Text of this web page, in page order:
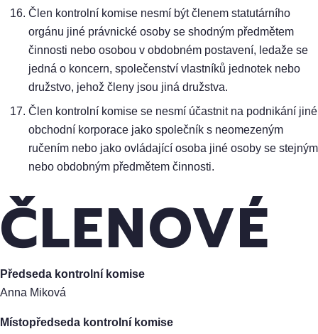
Člen kontrolní komise nesmí být členem statutárního
orgánu jiné právnické osoby se shodným předmětem
činnosti nebo osobou v obdobném postavení, ledaže se
jedná o koncern, společenství vlastníků jednotek nebo
družstvo, jehož členy jsou jiná družstva.
Člen kontrolní komise se nesmí účastnit na podnikání jiné
obchodní korporace jako společník s neomezeným
ručením nebo jako ovládající osoba jiné osoby se stejným
nebo obdobným předmětem činnosti.
ČLENOVÉ
Předseda kontrolní komise
Anna Miková
Místopředseda kontrolní komise